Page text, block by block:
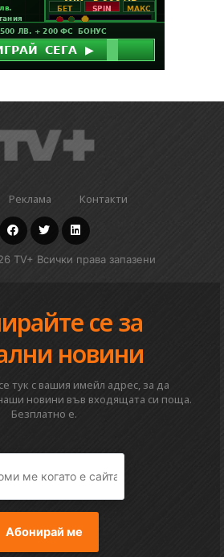
Реклама Контакти
TV+ Всички права запазени
се за
новини
тук с вашия имейл адрес, за да
новини във входящата си поща.
Безплатно е.
Абонирай ме